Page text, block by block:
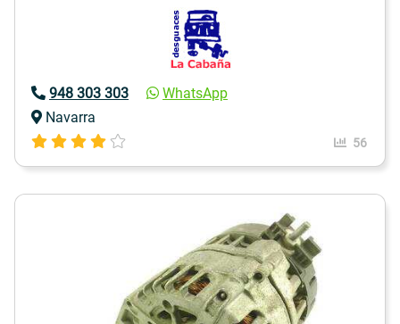
948 303 303
WhatsApp
Navarra
56